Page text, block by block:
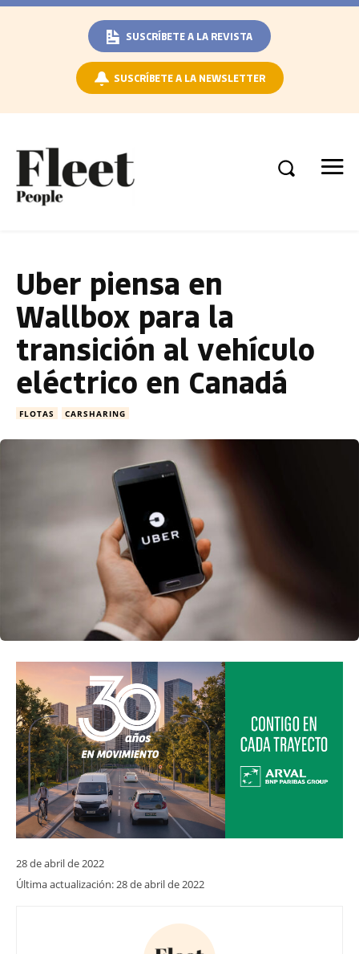
SUSCRÍBETE A LA REVISTA
SUSCRÍBETE A LA NEWSLETTER
Uber piensa en
Wallbox para la
transición al vehículo
eléctrico en Canadá
FLOTAS CARSHARING
28 de abril de 2022
Última actualización:28 de abril de 2022